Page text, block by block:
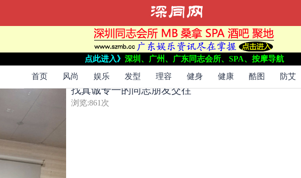
点此进入》 深圳、广州、广东同志会所、SPA、按摩导航
首页 风尚 娱乐 发型 理容 健身 健康 酷图 防艾
找真诚专一的同志朋友交往
浏览:861 次